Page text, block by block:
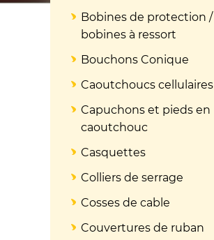
Bobines de protection /
bobines à ressort
Bouchons Conique
Caoutchoucs cellulaires
Capuchons et pieds en
caoutchouc
Casquettes
Colliers de serrage
Cosses de cable
Couvertures de ruban